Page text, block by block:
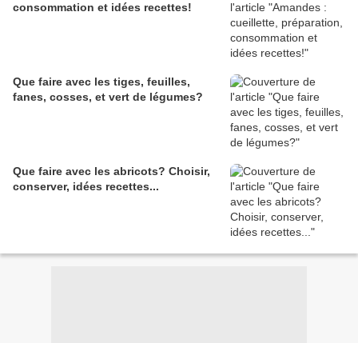
consommation et idées recettes!
Que faire avec les tiges, feuilles,
fanes, cosses, et vert de légumes?
Que faire avec les abricots? Choisir,
conserver, idées recettes...